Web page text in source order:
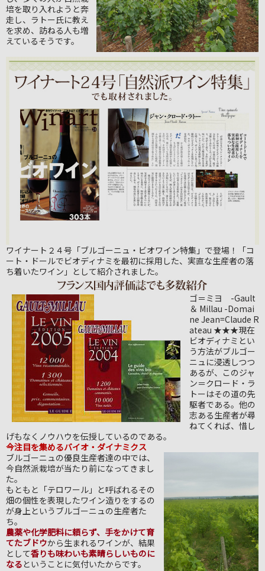
培を取り入れようと奔
走し、ラトー氏に教え
を求め、訪ねる人も増
えているそうです。
ワイナート２４号「ブルゴーニュ・ビオワイン特集」で登場！「コ
ート・ドールでビオディナミを最初に採用した、実直な生産者の落
ち着いたワイン」として紹介されました。
ゴ＝ミヨ -Gault
＆ Millau -Domai
ne Jean=Claude R
ateau ★★★現在
ビオディナミとい
う方法がブルゴー
ニュに浸透しつつ
あるが、このジャ
ン＝クロード・ラ
トーはその道の先
駆者である。他の
志ある生産者が尋
ねてくれば、惜し
げもなくノウハウを伝授しているのである。
今注目を集めるバイオ・ダイナミクス
ブルゴーニュの優良生産者達の中では、
今自然派栽培が当たり前になってきまし
た。
もともと「テロワール」と呼ばれるその
畑の個性を表現したワイン造りをするの
が身上というブルゴーニュの生産者た
ち。
農薬や化学肥料に頼らず、手をかけて育
てたブドウから生まれるワインが、結果
として香りも味わいも素晴らしいものに
なる ということに気付いたからです。